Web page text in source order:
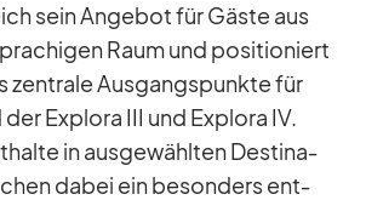
sein An­ge­bot für Gäste aus
Raum und po­si­tio­niert
zen­trale Aus­gangs­punkte für
der Ex­plora III und Ex­plora IV.
in aus­ge­wähl­ten De­sti­na­
da­bei ein be­son­ders ent­